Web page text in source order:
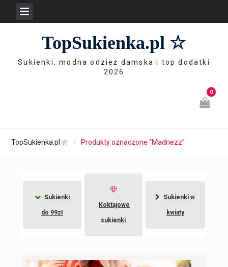
TopSukienka.pl ☆
Sukienki, modna odzież damska i top dodatki
2026
0
TopSukienka.pl ☆ Produkty oznaczone “Madnezz”
Sukienki
do 99zł
Koktajowe
sukienki
Sukienki w
kwiaty